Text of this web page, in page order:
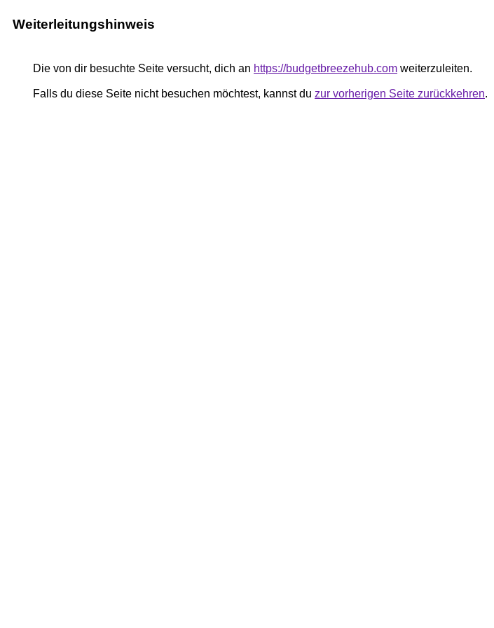
Weiterleitungshinweis
Die von dir besuchte Seite versucht, dich an https://budgetbreezehub.com weiterzuleiten.
Falls du diese Seite nicht besuchen möchtest, kannst du zur vorherigen Seite zurückkehren.